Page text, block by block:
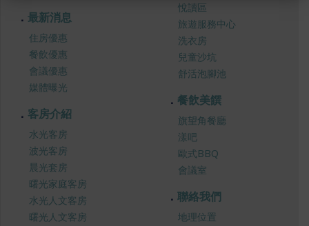
最新消息
住房優惠
餐飲優惠
會議優惠
媒體曝光
客房介紹
水光客房
波光客房
晨光套房
曙光家庭客房
水光人文客房
曙光人文客房
悅讀區
旅遊服務中心
洗衣房
兒童沙坑
舒活泡腳池
餐飲美饌
旗望角餐廳
漾吧
歐式BBQ
會議室
聯絡我們
地理位置